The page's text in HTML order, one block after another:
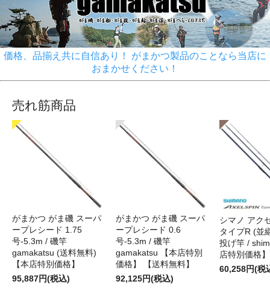
価格、品揃え共に自信あり！ がまかつ製品のことなら当店に
おまかせください！
売れ筋商品
がまかつ がま磯 スーパ
ープレシード 1.75
号-5.3m / 磯竿
gamakatsu (送料無料)
【本店特別価格】
95,887円(税込)
がまかつ がま磯 スーパ
ープレシード 0.6
号-5.3m / 磯竿
gamakatsu 【本店特別
価格】 【送料無料】
92,125円(税込)
シマノ アク
タイプR (並
投げ竿 /
店特別価格】
60,258円(税